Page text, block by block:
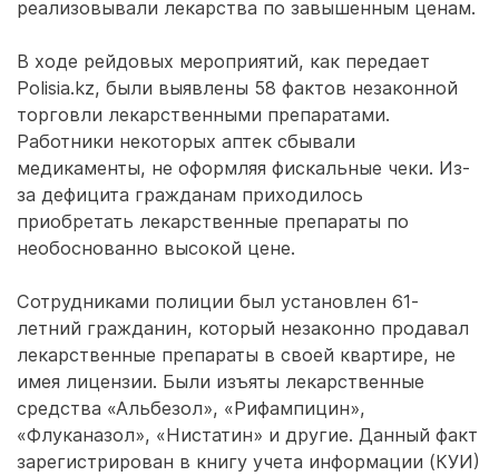
реализовывали лекарства по завышенным ценам.
В ходе рейдовых мероприятий, как передает
Polisia.kz, были выявлены 58 фактов незаконной
торговли лекарственными препаратами.
Работники некоторых аптек сбывали
медикаменты, не оформляя фискальные чеки. Из-
за дефицита гражданам приходилось
приобретать лекарственные препараты по
необоснованно высокой цене.
Сотрудниками полиции был установлен 61-
летний гражданин, который незаконно продавал
лекарственные препараты в своей квартире, не
имея лицензии. Были изъяты лекарственные
средства «Альбезол», «Рифампицин»,
«Флуканазол», «Нистатин» и другие. Данный факт
зарегистрирован в книгу учета информации (КУИ)